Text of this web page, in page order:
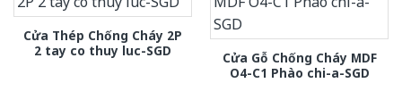
Cửa Thép Chống Cháy 2P
2 tay co thuy luc-SGD
Cửa Gỗ Chống Cháy MDF
O4-C1 Phào chi-a-SGD